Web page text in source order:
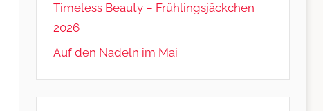
Timeless Beauty – Frühlingsjäckchen
2026
Auf den Nadeln im Mai